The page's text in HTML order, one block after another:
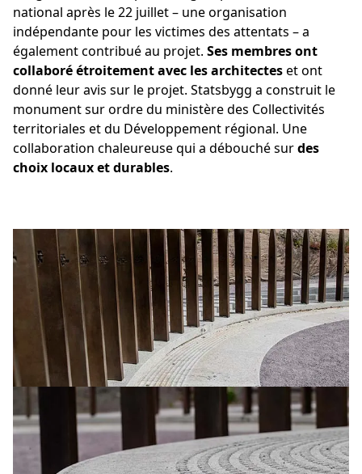
national après le 22 juillet – une organisation
indépendante pour les victimes des attentats – a
également contribué au projet. Ses membres ont
collaboré étroitement avec les architecteset ont
donné leur avis sur le projet. Statsbygg a construit le
monument sur ordre du ministère des Collectivités
territoriales et du Développement régional. Une
collaboration chaleureuse qui a débouché surdes
choix locaux et durables.